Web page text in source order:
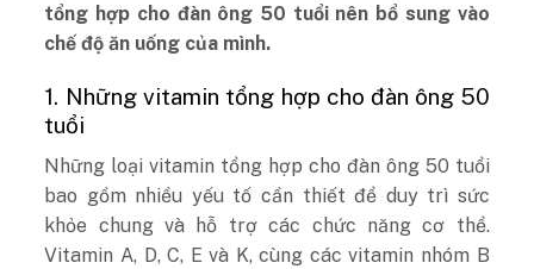
tổng hợp cho đàn ông 50 tuổi nên bổ sung vào
chế độ ăn uống của mình.
1. Những vitamin tổng hợp cho đàn ông 50
tuổi
Những loại vitamin tổng hợp cho đàn ông 50 tuổi
bao gồm nhiều yếu tố cần thiết để duy trì sức
khỏe chung và hỗ trợ các chức năng cơ thể.
Vitamin A, D, C, E và K, cùng các vitamin nhóm B